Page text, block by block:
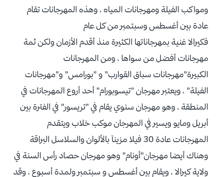
ومواكب الفيلة ومهرجانات المياه ، وهذه المهرجانات تقام
عادة بين أغسطس وسبتمبر من كل عام
فكيرالا غنية بمهرجاناتها الكثيرة منذ أقدم الأزمان ولكن ثمة
مهرجانات أفضل من سواها ، ومن المهرجانات
الكبيرة"مهرجانات سباق القوارب" و "بورامس" و"مهرجانات
الفيلة" ، ويعتبر مهرجان "تيسوبورام" أحد أروع المهرجانات في
المنطقة ، وهو مهرجان سنوي يقام في "تريسور" في الفترة بين
أبريل ومايو ويسير في المهرجان موكب خلاب ويتقدم
المهرجانات عادة 30 فيلا مزينآ بالألوان والسلاسل البراقة
وهناك أيضا مهرجان"أونام" وهو مهرجان حصاد رأس السنة في
ولاية كيرالا ، ويقام بين أغسطس و سبتمبر ولمدة أسبوع ، وقد